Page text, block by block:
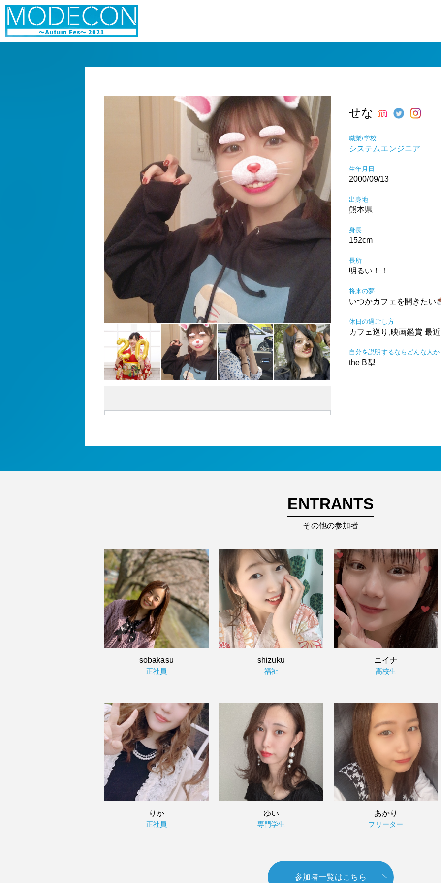
せな
職業/学校
システムエンジニア
生年月日
2000/09/13
出身地
熊本県
身長
152cm
長所
明るい！！
将来の夢
いつかカフェを開きたい
休日の過ごし方
カフェ巡り,映画鑑賞 最
自分を説明するならどんな人か
the B型
ENTRANTS
その他の参加者
sobakasu
正社員
shizuku
福祉
ニイナ
高校生
りか
正社員
ゆい
専門学生
あかり
フリーター
参加者一覧はこちら